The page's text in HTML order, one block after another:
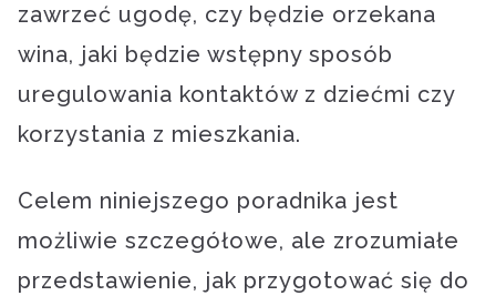
zawrzeć ugodę, czy będzie orzekana
wina, jaki będzie wstępny sposób
uregulowania kontaktów z dziećmi czy
korzystania z mieszkania.
Celem niniejszego poradnika jest
możliwie szczegółowe, ale zrozumiałe
przedstawienie, jak przygotować się do